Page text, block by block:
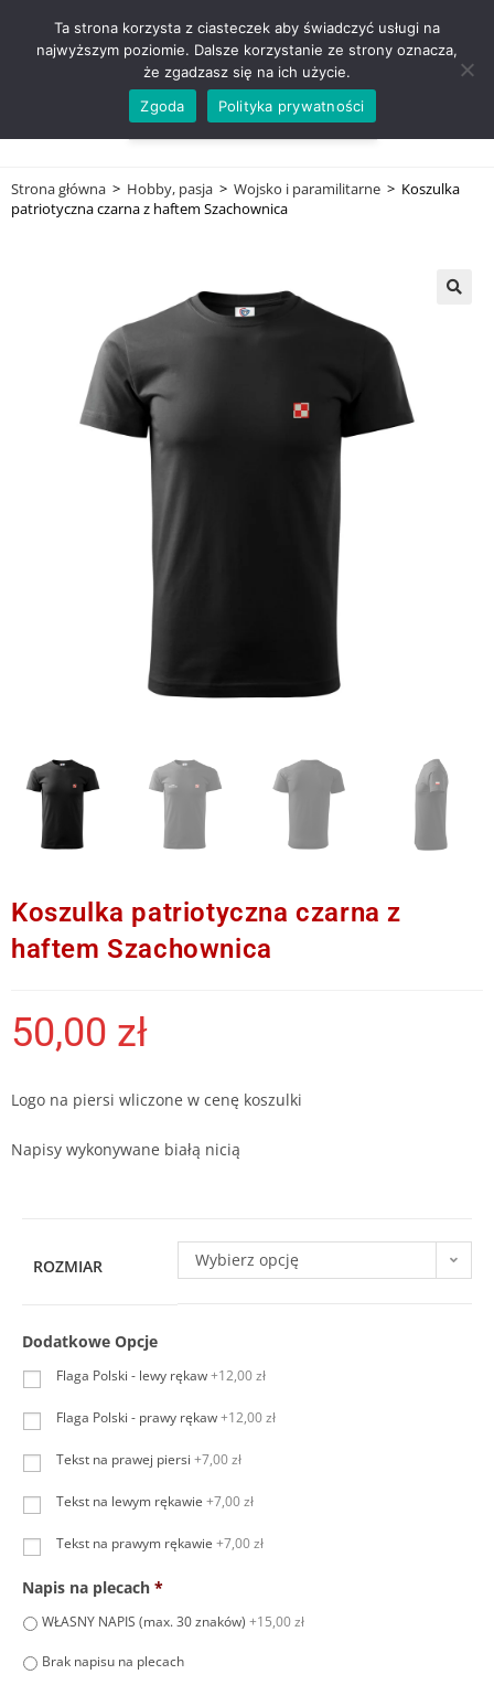
ZADZWOŃ TEL. 600 352 938
Strona główna > Hobby, pasja > Wojsko i paramilitarne > Koszulka
patriotyczna czarna z haftem Szachownica
Koszulka patriotyczna czarna z
haftem Szachownica
50,00 zł
Logo na piersi wliczone w cenę koszulki
Napisy wykonywane białą nicią
ROZMIAR Wybierz opcję
Dodatkowe Opcje
Flaga Polski - lewy rękaw+12,00 zł
Flaga Polski - prawy rękaw+12,00 zł
Tekst na prawej piersi +7,00 zł
Tekst na lewym rękawie +7,00 zł
Tekst na prawym rękawie +7,00 zł
Napis na plecach *
WŁASNY NAPIS (max. 30 znaków) +15,00 zł
Brak napisu na plecach
Ta strona korzysta z ciasteczek aby świadczyć usługi na
najwyższym poziomie. Dalsze korzystanie ze strony oznacza,
że zgadzasz się na ich użycie.
Zgoda
Polityka prywatności